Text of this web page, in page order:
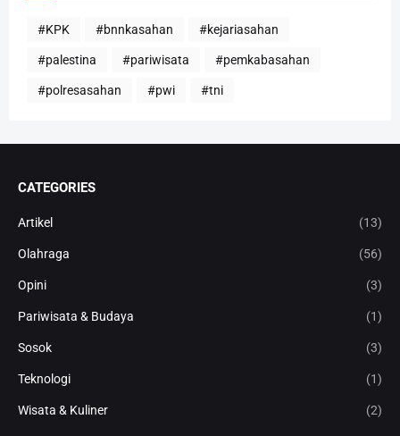
#KPK #bnnkasahan #kejariasahan
#palestina #pariwisata #pemkabasahan
#polresasahan #pwi #tni
CATEGORIES
Artikel (13)
Olahraga (56)
Opini (3)
Pariwisata & Budaya (1)
Sosok (3)
Teknologi (1)
Wisata & Kuliner (2)